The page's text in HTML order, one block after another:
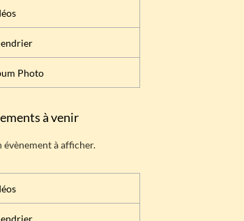
Photo
à venir
évènement à afficher.